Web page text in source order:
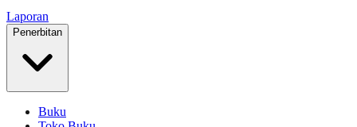
Laporan
Penerbitan
Buku